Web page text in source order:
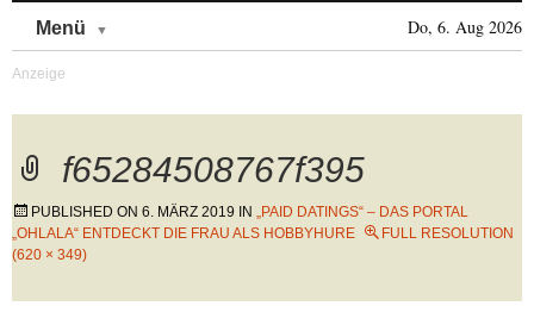
Menü Do, 6. Aug 2026
f65284508767f395
PUBLISHED ON 6. MÄRZ 2019 IN „PAID DATINGS“ – DAS PORTAL
„OHLALA“ ENTDECKT DIE FRAU ALS HOBBYHURE
FULL RESOLUTION
(620 × 349)